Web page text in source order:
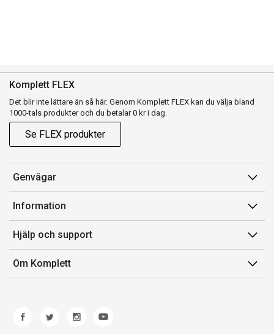
Komplett FLEX
Det blir inte lättare än så här. Genom Komplett FLEX kan du välja bland
1000-tals produkter och du betalar 0 kr i dag.
Se FLEX produkter
Genvägar
Konto
Orderhistorik
Presentkort
Komplett Club
Information
Försäljningsvillkor
Medlemsvillkor for Komplett Club
Lediga tjänster
Hjälp och support
Kontakta oss
Kundservice
Produkthjälp och retur
Om Komplett